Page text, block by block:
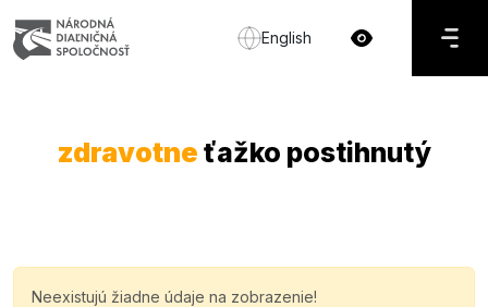
English
zdravotne ťažko postihnutý
Neexistujú žiadne údaje na zobrazenie!